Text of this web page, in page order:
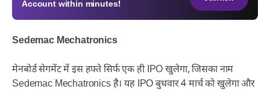
Account within minutes!
Sedemac Mechatronics
मेनबोर्ड सेगमेंट में इस हफ्ते सिर्फ एक ही IPO खुलेगा, जिसका नाम
Sedemac Mechatronics है। यह IPO बुधवार 4 मार्च को खुलेगा और